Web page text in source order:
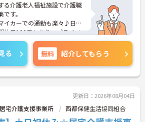
る介護老人福祉施設で介護職
す。
イカーでの通勤も楽々♪日勤
休日120日もあり、プライベ
方におすすめの環境です◎ま
、頑張りが評価されてしっ
ます。さらに福利厚生も充実
イントです◎
がございましたら面接のポイ
る 無料 紹介してもらう
更新日：2026年08月04日
宅介護支援事業所 西都保健生活協同組合